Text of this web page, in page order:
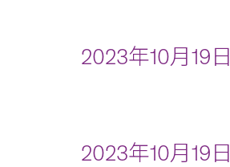
2023年10月19日
2023年10月19日